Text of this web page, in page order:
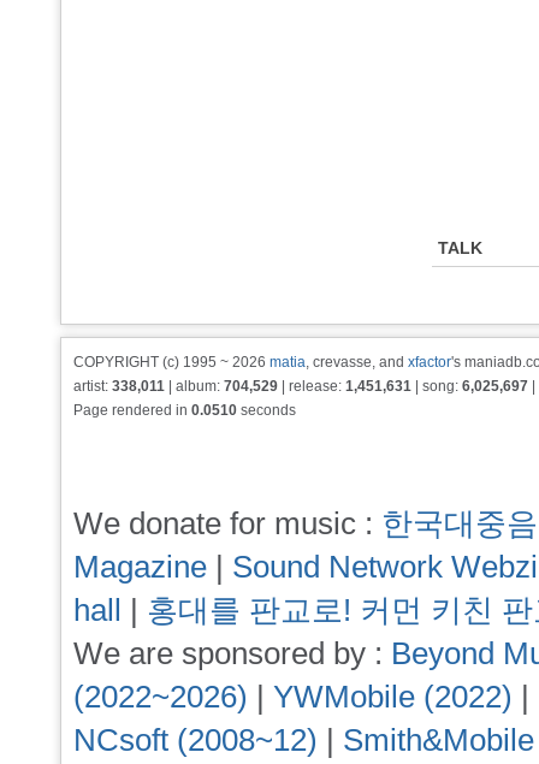
TALK
COPYRIGHT (c) 1995 ~ 2026 matia, crevasse, and xfactor's
artist: 338,011 | album: 704,529 | release: 1,451,631 | song: 6,025,697
Page rendered in 0.0510 seconds
We donate for music : 한국대중
Magazine | Sound Network
hall | 홍대를 판교로! 커먼 키친
We are sponsored by : Beyond
(2022~2026) | YWMobile (2022) |
NCsoft (2008~12) |